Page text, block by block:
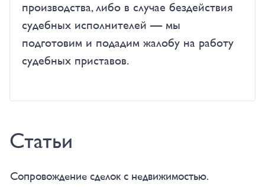
производства, либо в случае бездействия
судебных исполнителей — мы
подготовим и подадим жалобу на работу
судебных приставов.
Статьи
Сопровождение сделок с недвижимостью.